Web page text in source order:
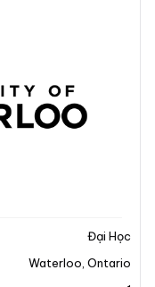
Đại Học
Waterloo Ontario